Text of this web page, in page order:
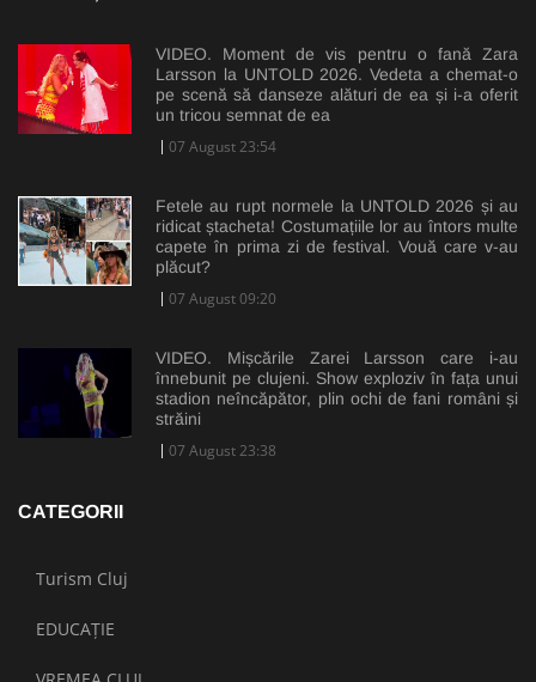
VIDEO. Moment de vis pentru o fană Zara
Larsson la UNTOLD 2026. Vedeta a chemat-o
pe scenă să danseze alături de ea și i-a oferit
un tricou semnat de ea
07 August 23:54
Fetele au rupt normele la UNTOLD 2026 și au
ridicat ștacheta! Costumațiile lor au întors multe
capete în prima zi de festival. Vouă care v-au
plăcut?
07 August 09:20
VIDEO. Mișcările Zarei Larsson care i-au
înnebunit pe clujeni. Show exploziv în fața unui
stadion neîncăpător, plin ochi de fani români și
străini
07 August 23:38
CATEGORII
Turism Cluj
EDUCAȚIE